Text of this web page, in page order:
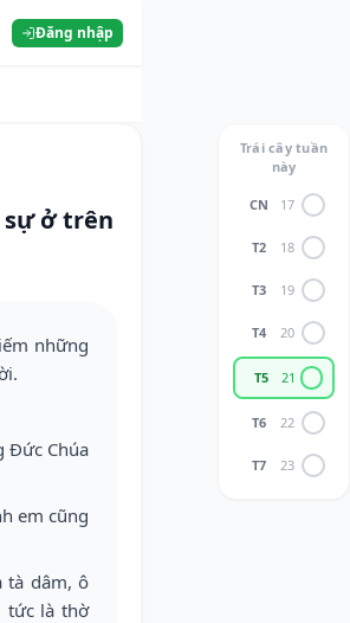
Đăng nhập
ở trên
những
Đức Chúa
em cũng
tà dâm, ô
tức là thờ
Trái cây tuần
này
CN 17
T2 18
T3 19
T4 20
T5 21
T6 22
T7 23